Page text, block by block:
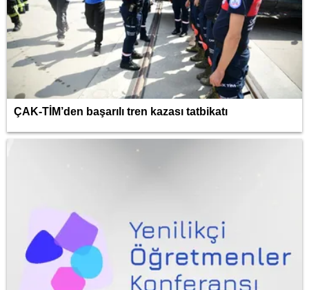
ÇAK-TİM’den başarılı tren kazası tatbikatı